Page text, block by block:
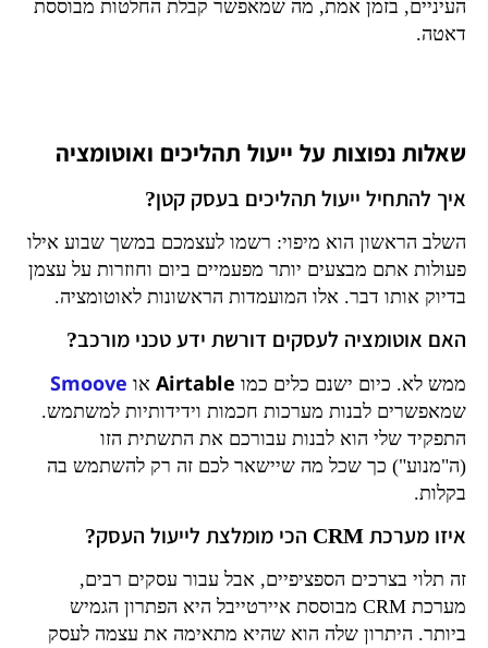
העיניים, בזמן אמת, מה שמאפשר קבלת החלטות מבוססת
דאטה.
שאלות נפוצות על ייעול תהליכים ואוטומציה
איך להתחיל ייעול תהליכים בעסק קטן?
השלב הראשון הוא מיפוי: רשמו לעצמכם במשך שבוע אילו
פעולות אתם מבצעים יותר מפעמיים ביום וחוזרות על עצמן
בדיוק אותו דבר. אלו המועמדות הראשונות לאוטומציה.
האם אוטומציה לעסקים דורשת ידע טכני מורכב?
ממש לא. כיום ישנם כלים כמו Airtable או Smoove
שמאפשרים לבנות מערכות חכמות וידידותיות למשתמש.
התפקיד שלי הוא לבנות עבורכם את התשתית הזו
(ה"מנוע") כך שכל מה שיישאר לכם זה רק להשתמש בה
בקלות.
איזו מערכת CRM הכי מומלצת לייעול העסק?
זה תלוי בצרכים הספציפיים, אבל עבור עסקים רבים,
מערכת CRM מבוססת איירטייבל היא הפתרון הגמיש
ביותר. היתרון שלה הוא שהיא מתאימה את עצמה לעסק